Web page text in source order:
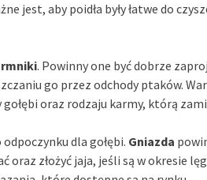
jest, aby poidła były łatwe do
. Powinny one być dobrze
go przez odchody ptaków.
oraz rodzaju karmy, którą
dla gołębi. Gniazda
oraz złożyć jaja, jeśli są w okresie